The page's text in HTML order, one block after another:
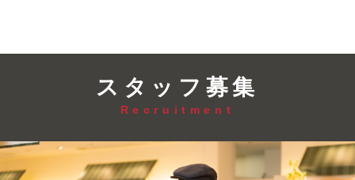
スタッフ募集
Recruitment